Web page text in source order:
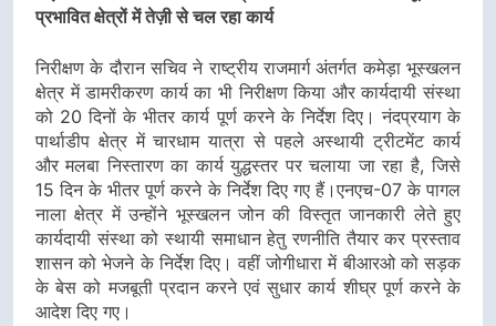
प्रभावित क्षेत्रों में तेज़ी से चल रहा कार्य
निरीक्षण के दौरान सचिव ने राष्ट्रीय राजमार्ग अंतर्गत कमेड़ा भूस्खलन
क्षेत्र में डामरीकरण कार्य का भी निरीक्षण किया और कार्यदायी संस्था
को 20 दिनों के भीतर कार्य पूर्ण करने के निर्देश दिए। नंदप्रयाग के
पार्थाडीप क्षेत्र में चारधाम यात्रा से पहले अस्थायी ट्रीटमेंट कार्य
और मलबा निस्तारण का कार्य युद्धस्तर पर चलाया जा रहा है, जिसे
15 दिन के भीतर पूर्ण करने के निर्देश दिए गए हैं।एनएच-07 के पागल
नाला क्षेत्र में उन्होंने भूस्खलन जोन की विस्तृत जानकारी लेते हुए
कार्यदायी संस्था को स्थायी समाधान हेतु रणनीति तैयार कर प्रस्ताव
शासन को भेजने के निर्देश दिए। वहीं जोगीधारा में बीआरओ को सड़क
के बेस को मजबूती प्रदान करने एवं सुधार कार्य शीघ्र पूर्ण करने के
आदेश दिए गए।